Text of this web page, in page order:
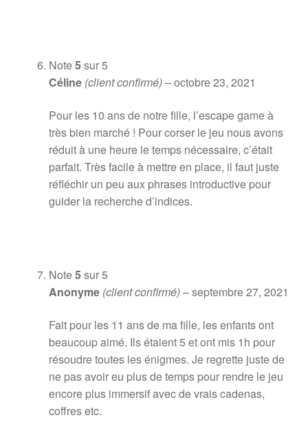
Note5sur 5
Céline (client confirmé)–octobre 23, 2021
Pour les 10 ans de notre fille, l’escape game à
très bien marché ! Pour corser le jeu nous avons
réduit à une heure le temps nécessaire, c’était
parfait. Très facile à mettre en place, il faut juste
réfléchir un peu aux phrases introductive pour
guider la recherche d’indices.
Note5sur 5
Anonyme (client confirmé)–septembre 27, 2021
Fait pour les 11 ans de ma fille, les enfants ont
beaucoup aimé. Ils étaient 5 et ont mis 1h pour
résoudre toutes les énigmes. Je regrette juste de
ne pas avoir eu plus de temps pour rendre le jeu
encore plus immersif avec de vrais cadenas,
coffres etc.